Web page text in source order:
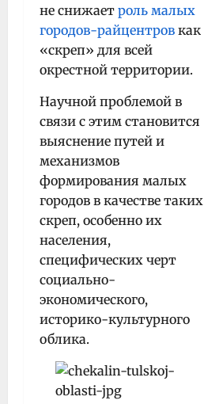
не снижает роль малых
городов-райцентров как
«скреп» для всей
окрестной территории.
Научной проблемой в
связи с этим становится
выяснение путей и
механизмов
формирования малых
городов в качестве таких
скреп, особенно их
населения,
специфических черт
социально-
экономического,
историко-культурного
облика.